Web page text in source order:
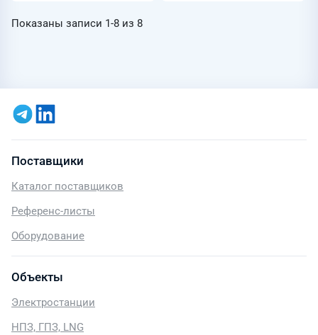
Показаны записи 1-8 из 8
Поставщики
Каталог поставщиков
Референс-листы
Оборудование
Объекты
Электростанции
НПЗ, ГПЗ, LNG